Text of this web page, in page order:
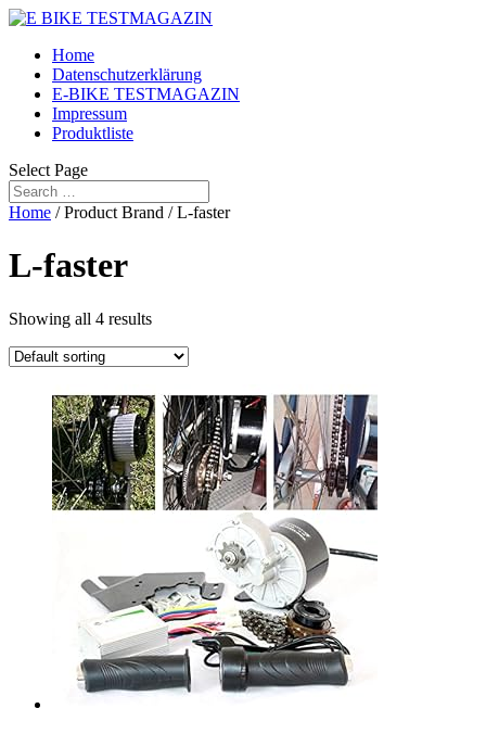
Home
Datenschutzerklärung
E-BIKE TESTMAGAZIN
Impressum
Produktliste
Select Page
Home / Product Brand / L-faster
L-faster
Showing all 4 results